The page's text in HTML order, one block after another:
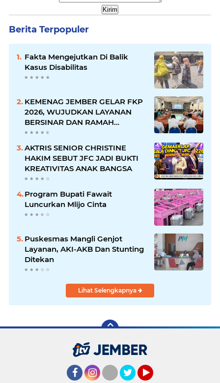
Berita Terpopuler
Fakta Mengejutkan Di Balik
Kasus Disabilitas
KEMENAG JEMBER GELAR FKP
2026, WUJUDKAN LAYANAN
BERSINAR DAN RAMAH
DISABILITAS
AKTRIS SENIOR CHRISTINE
HAKIM SEBUT JFC JADI BUKTI
KREATIVITAS ANAK BANGSA
Program Bupati Fawait
Luncurkan Mlijo Cinta
Puskesmas Mangli Genjot
Layanan, AKI-AKB Dan Stunting
Ditekan
Lihat Selengkapnya